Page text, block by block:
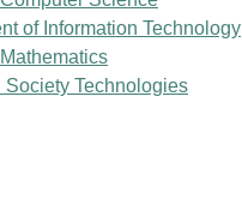
of Information Technology
Society Technologies